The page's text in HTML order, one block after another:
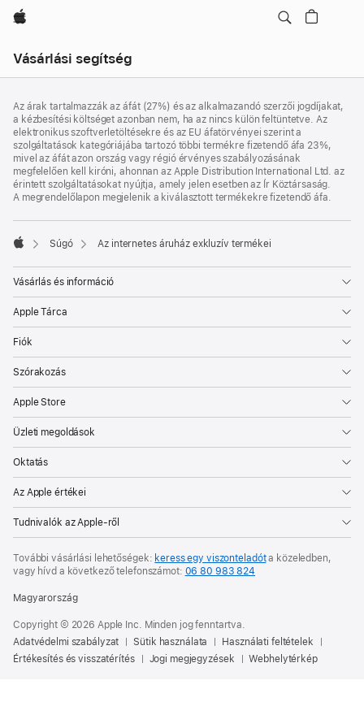
Apple
Vásárlási segítség
navigáció
Menü
megnyitása
Az árak tartalmazzák az áfát (27%) és az alkalmazandó szerzői jogdíjakat,
a kézbesítési költséget azonban nem, ha az nincs külön feltüntetve. Az
elektronikus szoftverletöltésekre és az EU áfatörvényei szerint a
szolgáltatások kategóriájába tartozó többi termékre fizetendő áfa 23%,
mivel az áfát azon ország vagy régió érvényes szabályozásának
megfelelően kell kiróni, ahonnan az Apple Distribution International Ltd. az
érintett szolgáltatásokat nyújtja, amely jelen esetben az Ír Köztársaság.
A megrendelőlapon megjelenik a kiválasztott termékekre fizetendő áfa.
Súgó Az internetes áruház exkluzív termékei
Vásárlás és információ
Apple Tárca
Fiók
Szórakozás
Apple Store
Üzleti megoldások
Oktatás
Az Apple értékei
Tudnivalók az Apple-ről
További vásárlási lehetőségek: keress egy viszonteladóta közeledben,
vagy hívd a következő telefonszámot: 06 80 983 824
Magyarország
Copyright © 2026 Apple Inc. Minden jog fenntartva.
Adatvédelmi szabályzat
Sütik használata
Használati feltételek
Értékesítés és visszatérítés
Jogi megjegyzések Webhelytérkép